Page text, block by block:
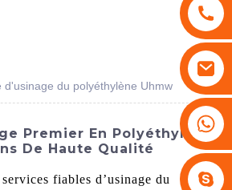
Stephenhuang2010
d'usinage du polyéthylène Uhmw
Premier En Polyéthylène
De Haute Qualité
fiables d’usinage du